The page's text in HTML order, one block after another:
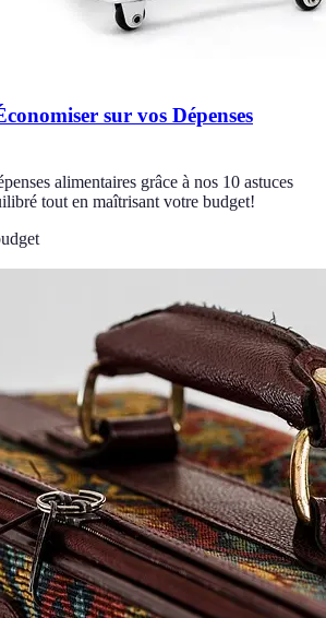
sur vos Dépenses
alimentaires grâce à nos 10 astuces
tout en maîtrisant votre budget!